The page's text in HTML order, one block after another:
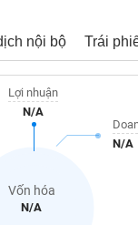
nội bộ Trái
Vốn hóa
N/A
Lợi nhuận
N/A
N/A